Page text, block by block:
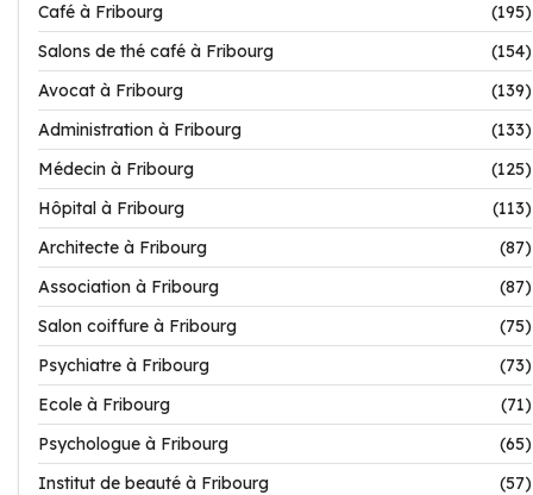
Café à Fribourg
(195)
Salons de thé café à Fribourg
(154)
Avocat à Fribourg
(139)
Administration à Fribourg
(133)
Médecin à Fribourg
(125)
Hôpital à Fribourg
(113)
Architecte à Fribourg
(87)
Association à Fribourg
(87)
Salon coiffure à Fribourg
(75)
Psychiatre à Fribourg
(73)
Ecole à Fribourg
(71)
Psychologue à Fribourg
(65)
Institut de beauté à Fribourg
(57)